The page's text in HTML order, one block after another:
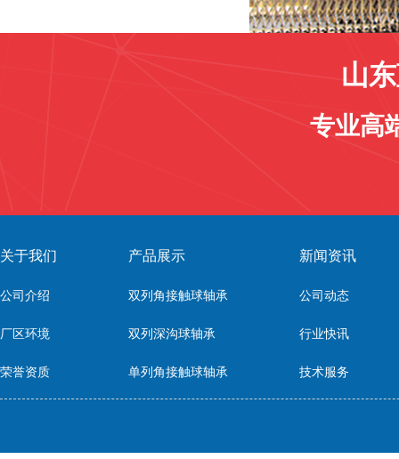
山
专业高
关于我们
公司介绍
厂区环境
荣誉资质
产品展示
双列角接触球轴承
双列深沟球轴承
单列角接触球轴承
新闻资讯
公司动态
行业快讯
技术服务